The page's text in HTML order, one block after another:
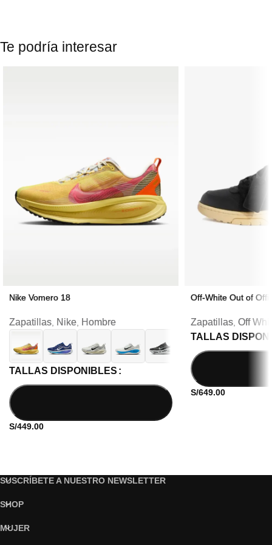
Te podría interesar
Nike Vomero 18
Zapatillas Nike Hombre
TALLAS DISPONIBLES
S/449.00
Off-White Out of
Zapatillas, Off
TALLAS
S/649.00
SUSCRÍBETE A NUESTRO NEWSLETTER
SHOP
MUJER